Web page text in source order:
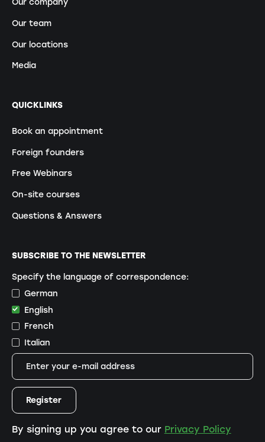
Our team
Our locations
Media
QUICKLINKS
Book an appointment
Foreign founders
Free Webinars
On-site courses
Questions & Answers
SUBSCRIBE TO THE NEWSLETTER
Specify the language of correspondence:
German
English
French
Italian
By signing up you agree to our Privacy Policy